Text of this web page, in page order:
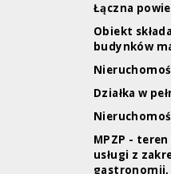
Łączna
Obiekt
budynków
Działka w
MPZP -
usługi z
gastronomii,